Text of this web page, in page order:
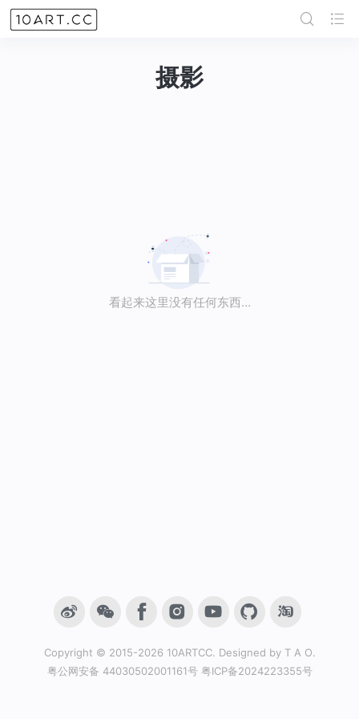
摄影
看起来这里没有任何东西…
Copyright © 2015-2026 10ARTCC. Designed by T A O.
粤公网安备 44030502001161号 粤ICP备2024223355号